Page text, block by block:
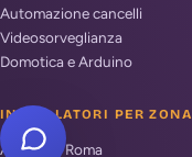
Automazione cancelli
Videosorveglianza
Domotica e Arduino
INSTALLATORI PER ZONA
Antifurto Roma